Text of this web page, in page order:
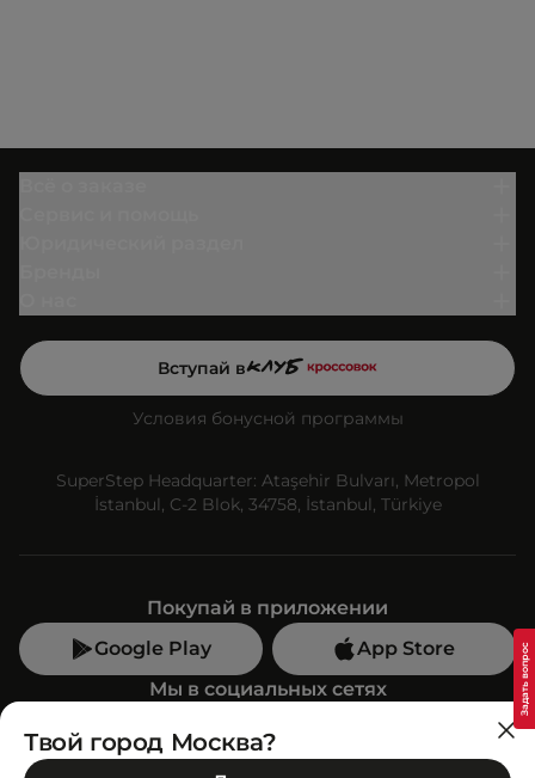
Вступай в
Условия бонусной программы
SuperStep Headquarter: Ataşehir Bulvarı, Metropol
İstanbul, C-2 Blok, 34758, İstanbul, Türkiye
Покупай в приложении
Google Play
App Store
Мы в социальных сетях
Позвони нам
Твой город Москва?